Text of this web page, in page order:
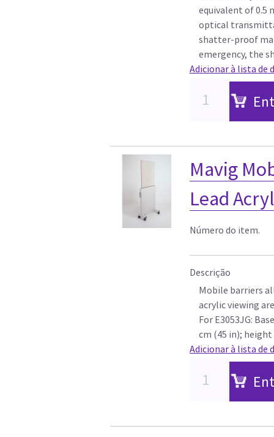
equivalent of 0.5
optical
shatter-proof
emergency, the
Adicionar à lista de
Mavig
Lead
Número do item.
Descrição
Mobile barriers
acrylic viewing
For E3053JG:
cm (45 in); height
Adicionar à lista de